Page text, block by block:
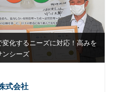
化するニーズに対応！高みを
ンシーズ
式会社